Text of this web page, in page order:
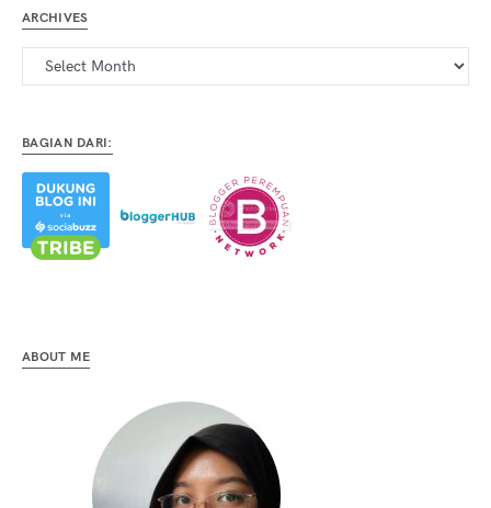
ARCHIVES
Archives
BAGIAN DARI:
ABOUT ME